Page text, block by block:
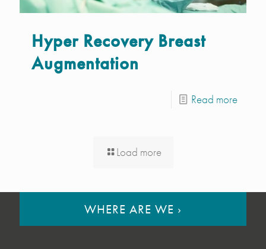
Hyper Recovery Breast
Augmentation
Read more
Load more
WHERE ARE WE ›